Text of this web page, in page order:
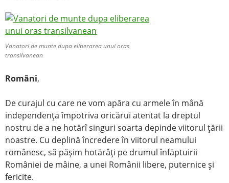
Vanatori de munte dupa eliberarea unui oras
transilvanean
Români,
De curajul cu care ne vom apăra cu armele în mână
independenţa împotriva oricărui atentat la dreptul
nostru de a ne hotărî singuri soarta depinde viitorul ţării
noastre. Cu deplină încredere în viitorul neamului
românesc, să păşim hotărâţi pe drumul înfăptuirii
României de mâine, a unei Românii libere, puternice şi
fericite.